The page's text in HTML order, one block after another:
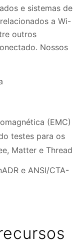
e sistemas de
a Wi-
outros
Nossos
(EMC)
testes para os
Matter e Thread
e ANSI/CTA-